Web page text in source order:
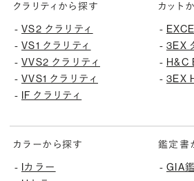
クラリティから探す
- VS2 クラリティ
- VS1 クラリティ
- VVS2 クラリティ
- VVS1 クラリティ
-
IF クラリティ
カット
-
- 3EX
- H&C
- 3EX
カラーから探す
-
Iカラー
鑑定書
- GIA